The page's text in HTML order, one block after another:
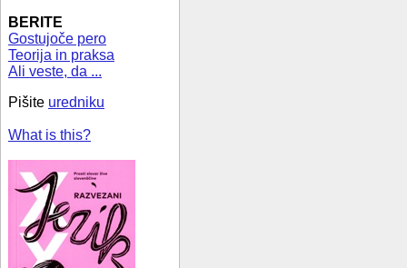
BERITE
Gostujoče pero
Teorija in praksa
Ali veste, da ...
Pišite uredniku
What is this?